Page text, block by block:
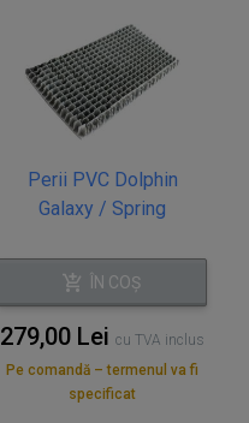
Perii PVC Dolphin
Galaxy / Spring
ÎN COȘ
279,00 Lei cu TVA inclus
Pe comandă – termenul va fi
specificat